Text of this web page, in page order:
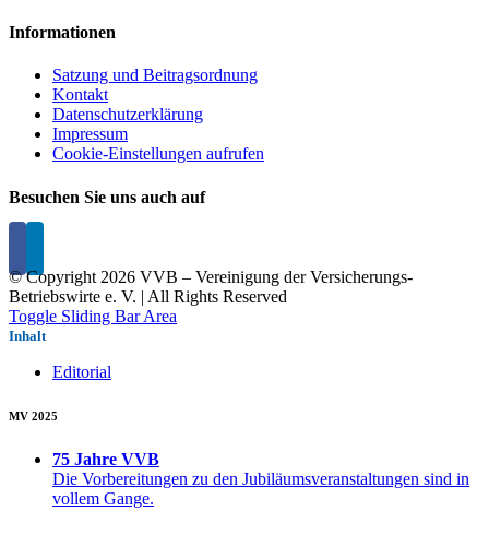
Informationen
Satzung und Beitragsordnung
Kontakt
Datenschutzerklärung
Impressum
Cookie-Einstellungen aufrufen
Besuchen Sie uns auch auf
© Copyright 2026 VVB – Vereinigung der Versicherungs-
Betriebswirte e. V. | All Rights Reserved
Toggle Sliding Bar Area
Inhalt
Editorial
MV 2025
75 Jahre VVB
Die Vorbereitungen zu den Jubiläumsveranstaltungen sind in
vollem Gange.